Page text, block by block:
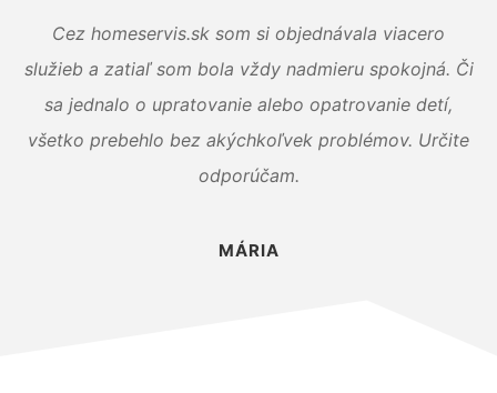
Cez homeservis.sk som si objednávala viacero
služieb a zatiaľ som bola vždy nadmieru spokojná. Či
sa jednalo o upratovanie alebo opatrovanie detí,
všetko prebehlo bez akýchkoľvek problémov. Určite
odporúčam.
MÁRIA